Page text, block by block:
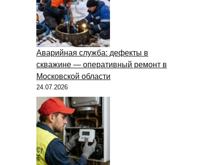
Аварийная служба: дефекты в
скважине — оперативный ремонт в
Московской области
24.07.2026